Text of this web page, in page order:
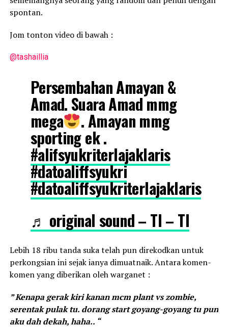
spontan.
Jom tonton video di bawah :
@tashaillia
Persembahan Amayan &
Amad. Suara Amad mmg
mega . Amayan mmg
sporting ek .
#alifsyukriterlajaklaris
#datoaliffsyukri
#datoaliffsyukriterlajaklaris
♬ original sound – TI – TI
Lebih 18 ribu tanda suka telah pun direkodkan untuk
perkongsian ini sejak ianya dimuatnaik. Antara komen-
komen yang diberikan oleh warganet :
” Kenapa gerak kiri kanan mcm plant vs zombie,
serentak pulak tu. dorang start goyang-goyang tu pun
aku dah dekah, haha.. “